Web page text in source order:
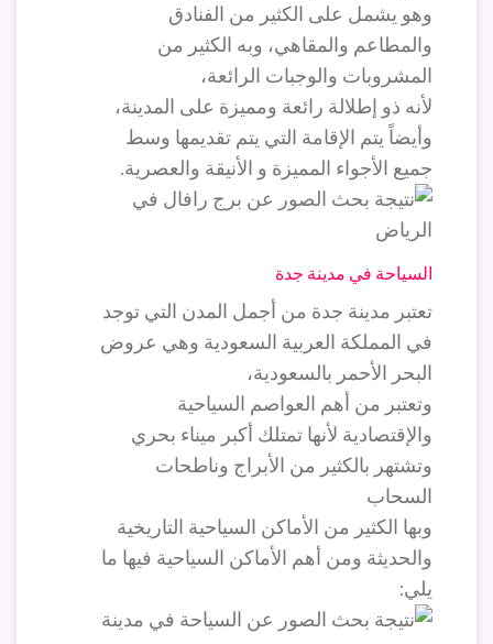
وهو يشمل على الكثير من الفنادق
والمطاعم والمقاهي، وبه الكثير من
المشروبات والوجبات الرائعة،
لأنه ذو إطلالة رائعة ومميزة على المدينة،
وأيضاً يتم الإقامة التي يتم تقديمها وسط
جميع الأجواء المميزة و الأنيقة والعصرية.
السياحة في مدينة جدة
تعتبر مدينة جدة من أجمل المدن التي توجد
في المملكة العربية السعودية وهي عروض
البحر الأحمر بالسعودية،
وتعتبر من أهم العواصم السياحية
والإقتصادية لأنها تمتلك أكبر ميناء بحري
وتشتهر بالكثير من الأبراج وناطحات
السحاب
وبها الكثير من الأماكن السياحية التاريخية
والحديثة ومن أهم الأماكن السياحية فيها ما
يلي: